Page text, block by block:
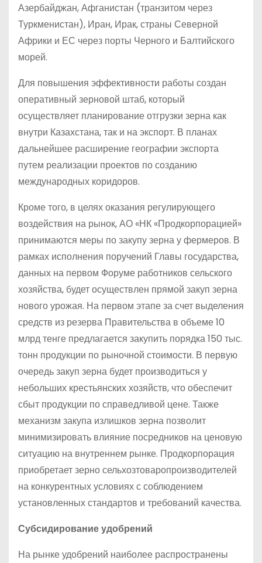
Азербайджан, Афганистан (транзитом через
Туркменистан), Иран, Ирак, страны Северной
Африки и ЕС через порты Черного и Балтийского
морей.
Для повышения эффективности работы создан
оперативный зерновой штаб, который
осуществляет планирование отгрузки зерна как
внутри Казахстана, так и на экспорт. В планах
дальнейшее расширение географии экспорта
путем реализации проектов по созданию
международных коридоров.
Кроме того, в целях оказания регулирующего
воздействия на рынок, АО «НК «Продкорпорацией»
принимаются меры по закупу зерна у фермеров. В
рамках исполнения поручений Главы государства,
данных на первом Форуме работников сельского
хозяйства, будет осуществлен прямой закуп зерна
нового урожая. На первом этапе за счет выделения
средств из резерва Правительства в объеме 10
млрд тенге предлагается закупить порядка 150 тыс.
тонн продукции по рыночной стоимости. В первую
очередь закуп зерна будет производиться у
небольших крестьянских хозяйств, что обеспечит
сбыт продукции по справедливой цене. Также
механизм закупа излишков зерна позволит
минимизировать влияние посредников на ценовую
ситуацию на внутреннем рынке. Продкорпорация
приобретает зерно сельхозтоваропроизводителей
на конкурентных условиях с соблюдением
установленных стандартов и требований качества.
Субсидирование удобрений
На рынке удобрений наиболее распространены